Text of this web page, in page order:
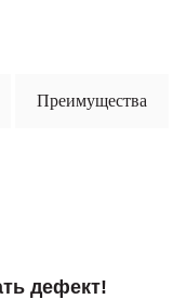
Преимущества
дефект!